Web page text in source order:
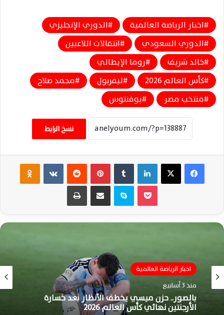
اخبار الرياضة العالمية
الدوري الإنجليزي
الدوري السعودي
انتقالات اللاعبين
خالد شريف
روما الإيطالي
كأس العالم 2026
ليفربول
محمد صلاح
منتخب مصر
يوفنتوس
نسخ الرابط
فيسبوك ‫X لينكدإن بينتيريست ‏VKontakte
سكايب مشاركة عبر البريد طباعة
اخبار الرياضة العالمية
منذ 3 أسابيع
بالصور.. حزن ميسي يخطف الأنظار بعد خسارة
الأرجنتين نهائي كأس العالم 2026
اخبار الرياضة العالمية
منذ 3 أسابيع